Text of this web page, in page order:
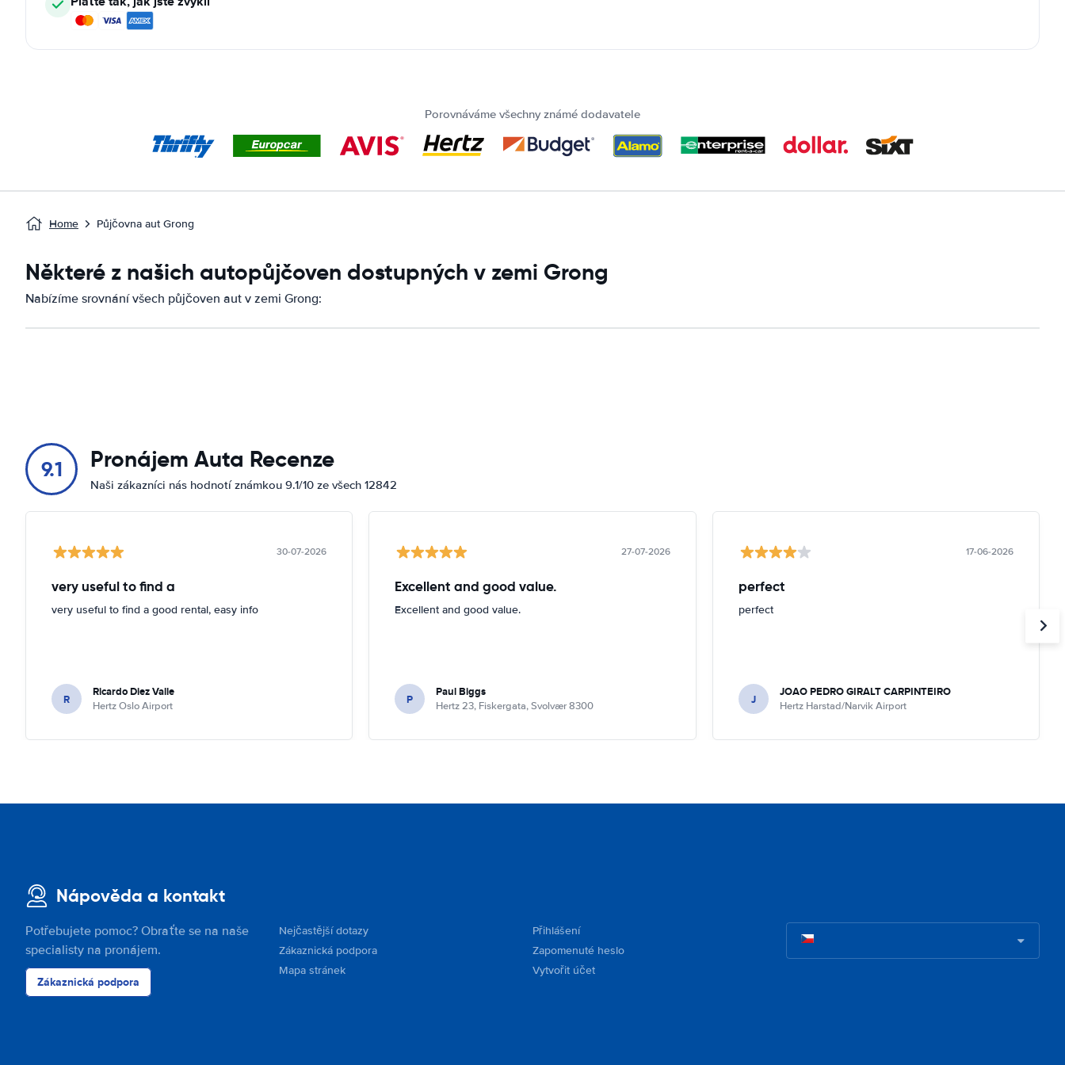
Porovnáváme všechny známé dodavatele
Home Půjčovna aut Grong
Některé z našich autopůjčoven dostupných v zemi Grong
Nabízíme srovnání všech půjčoven aut v zemi Grong:
9.1 Pronájem Auta Recenze
Naši zákazníci nás hodnotí známkou 9.1/10 ze všech 12842
30-07-2026
very useful to find a
very useful to find a good rental, easy info
R Ricardo Diez Valle
Hertz Oslo Airport
27-07-2026
Excellent and good value.
Excellent and good value.
P Paul Biggs
Hertz 23, Fiskergata, Svolvær 8300
17-06-2026
perfect
perfect
J JOAO PEDRO GIRALT CARPINTEIRO
Hertz Harstad/Narvik Airport
Nápověda a kontakt
Potřebujete pomoc? Obraťte se na naše
specialisty na pronájem.
Zákaznická podpora
Nejčastější dotazy
Zákaznická podpora
Mapa stránek
Přihlášení
Zapomenuté heslo
Vytvořit účet